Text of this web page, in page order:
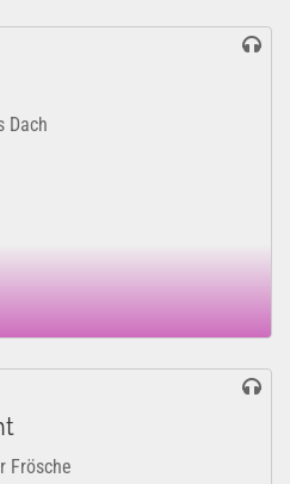
Dach
Frösche